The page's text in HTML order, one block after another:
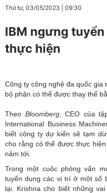
Thứ tư, 03/05/2023 09:30
IBM ngưng
thực hiện
Công ty công nghệ đa quốc
bộ phận có thể được thay thế
Theo Bloomberg, CEO của
International Business
biết công ty dự kiến ​​sẽ tạm
cho rằng có thể được thực
năm tới.
Trong một cuộc phỏng vấn
tuyển dụng các vị trí ở một số
lại. Krishna cho biết những